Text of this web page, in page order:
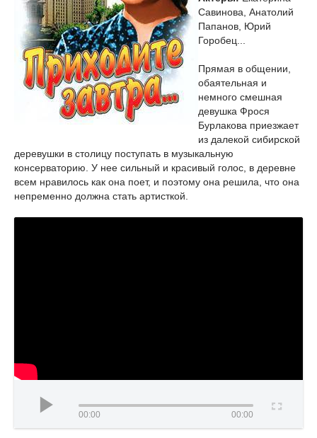
Савинова, Анатолий
Папанов, Юрий
Горобец...
Прямая в общении,
обаятельная и
немного смешная
девушка Фрося
Бурлакова приезжает
из далекой сибирской
деревушки в столицу поступать в музыкальную
консерваторию. У нее сильный и красивый голос, в деревне
всем нравилось как она поет, и поэтому она решила, что она
непременно должна стать артисткой.
00:00 00:00